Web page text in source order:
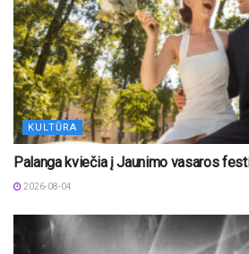
KULTŪRA
Palanga kviečia į Jaunimo vasaros
2026-08-04